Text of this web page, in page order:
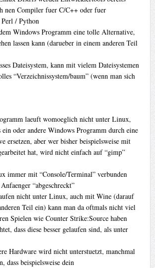
nen Compiler fuer C/C++ oder fuer
/ Python
Windows Programm eine tolle Alternative,
lassen kann (darueber in einem anderen Teil
Dateisystem, kann mit vielem Dateisystemen
“Verzeichnissystem/baum” (wenn man sich
laeuft womoeglich nicht unter Linux,
ein oder andere Windows Programm durch eine
ersetzen, aber wer bisher beispielsweise mit
hat, wird nicht einfach auf “gimp”
immer mit “Console/Terminal” verbunden
“abgeschreckt”
nicht unter Linux, auch mit Wine (darauf
Teil ein) kann man da oftmals nicht viel
Spielen wie Counter Strike:Source haben
dass diese besser gelaufen sind, als unter
Hardware wird nicht unterstuetzt, manchmal
dass beispielsweise dein